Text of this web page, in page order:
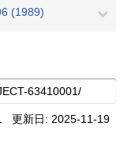
(1989)
更新日: 2025-11-19